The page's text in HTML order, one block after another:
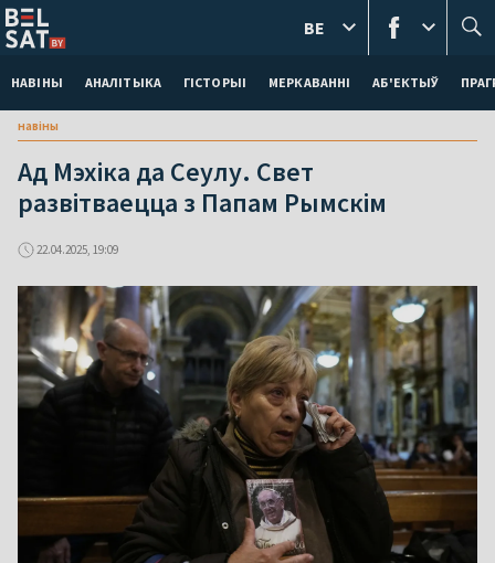
НАВІНЫ АНАЛІТЫКА ГІСТОРЫІ МЕРКАВАННI АБ'ЕКТЫЎ
BE
навіны
Ад Мэхіка да Сеулу. Свет
развітваецца з Папам Рымскім
22.04.2025, 19:09